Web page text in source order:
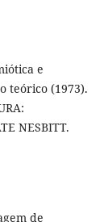
e
teórico (1973).
NESBITT.
de